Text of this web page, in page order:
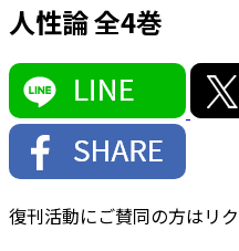
人性論 全4巻
復刊活動にご賛同の方はリ